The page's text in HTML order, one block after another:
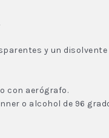
y un
con aerógrafo.
o alcohol de 96